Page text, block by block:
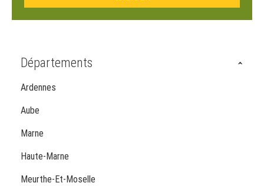
Départements
Ardennes
Aube
Marne
Haute-Marne
Meurthe-Et-Moselle